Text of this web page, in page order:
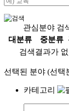
관심분야 검
대분류
중분류
검색결과가
선택된 분야 (선택
카테고리